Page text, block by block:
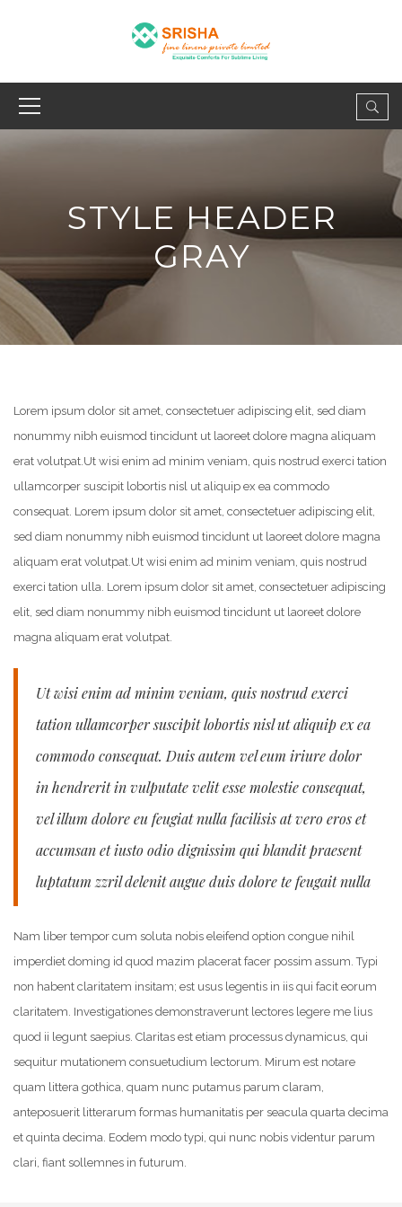
STYLE HEADER
GRAY
Lorem ipsum dolor sit amet, consectetuer adipiscing elit, sed diam
nonummy nibh euismod tincidunt ut laoreet dolore magna aliquam
erat volutpat.Ut wisi enim ad minim veniam, quis nostrud exerci tation
ullamcorper suscipit lobortis nisl ut aliquip ex ea commodo
consequat. Lorem ipsum dolor sit amet, consectetuer adipiscing elit,
sed diam nonummy nibh euismod tincidunt ut laoreet dolore magna
aliquam erat volutpat.Ut wisi enim ad minim veniam, quis nostrud
exerci tation ulla. Lorem ipsum dolor sit amet, consectetuer adipiscing
elit, sed diam nonummy nibh euismod tincidunt ut laoreet dolore
magna aliquam erat volutpat.
Ut wisi enim ad minim veniam, quis nostrud exerci
tation ullamcorper suscipit lobortis nisl ut aliquip ex ea
commodo consequat. Duis autem vel eum iriure dolor
in hendrerit in vulputate velit esse molestie consequat,
vel illum dolore eu feugiat nulla facilisis at vero eros et
accumsan et iusto odio dignissim qui blandit praesent
luptatum zzril delenit augue duis dolore te feugait nulla
Nam liber tempor cum soluta nobis eleifend option congue nihil
imperdiet doming id quod mazim placerat facer possim assum. Typi
non habent claritatem insitam; est usus legentis in iis qui facit eorum
claritatem. Investigationes demonstraverunt lectores legere me lius
quod ii legunt saepius. Claritas est etiam processus dynamicus, qui
sequitur mutationem consuetudium lectorum. Mirum est notare
quam littera gothica, quam nunc putamus parum claram,
anteposuerit litterarum formas humanitatis per seacula quarta decima
et quinta decima. Eodem modo typi, qui nunc nobis videntur parum
clari, fiant sollemnes in futurum.